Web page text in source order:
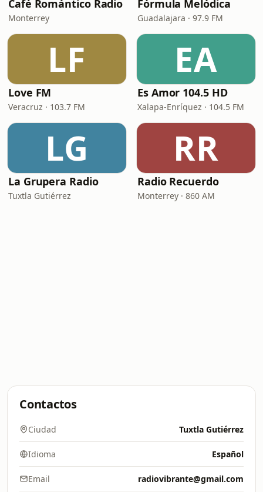
Café Romántico Radio
Monterrey
Fórmula Melódica
Guadalajara · 97.9 FM
LF
Love FM
Veracruz · 103.7 FM
EA
Es Amor 104.5 HD
Xalapa-Enríquez · 104.5 FM
LG
La Grupera Radio
Tuxtla Gutiérrez
RR
Radio Recuerdo
Monterrey · 860 AM
Contactos
Ciudad Tuxtla Gutiérrez
Idioma Español
Email radiovibrante@gmail.com